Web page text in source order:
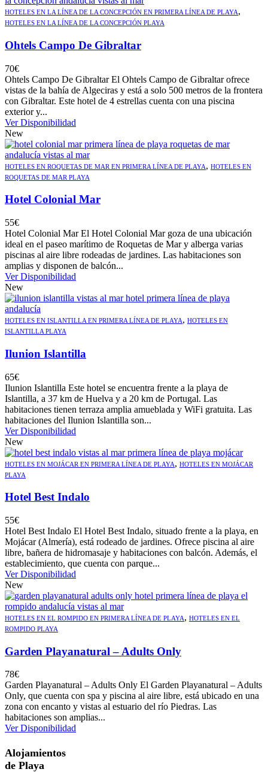
HOTELES EN LA LÍNEA DE LA CONCEPCIÓN EN PRIMERA LÍNEA DE PLAYA,
HOTELES EN LA LÍNEA DE LA CONCEPCIÓN PLAYA
Ohtels Campo De Gibraltar
70€
Ohtels Campo De Gibraltar El Ohtels Campo de Gibraltar ofrece
vistas de la bahía de Algeciras y está a solo 500 metros de la frontera
con Gibraltar. Este hotel de 4 estrellas cuenta con una piscina
exterior y...
Ver Disponibilidad
New
HOTELES EN ROQUETAS DE MAR EN PRIMERA LÍNEA DE PLAYA, HOTELES EN
ROQUETAS DE MAR PLAYA
Hotel Colonial Mar
55€
Hotel Colonial Mar El Hotel Colonial Mar goza de una ubicación
ideal en el paseo marítimo de Roquetas de Mar y alberga varias
piscinas al aire libre rodeadas de jardines. Las habitaciones son
amplias y disponen de balcón...
Ver Disponibilidad
New
HOTELES EN ISLANTILLA EN PRIMERA LÍNEA DE PLAYA, HOTELES EN
ISLANTILLA PLAYA
Ilunion Islantilla
65€
Ilunion Islantilla Este hotel se encuentra frente a la playa de
Islantilla, a 37 km de Huelva y a 20 km de Portugal. Las
habitaciones tienen terraza amplia amueblada y WiFi gratuita. Las
habitaciones del Ilunion Islantilla son...
Ver Disponibilidad
New
HOTELES EN MOJÁCAR EN PRIMERA LÍNEA DE PLAYA, HOTELES EN MOJÁCAR
PLAYA
Hotel Best Indalo
55€
Hotel Best Indalo El Hotel Best Indalo, situado frente a la playa, en
Mojácar (Almería), está rodeado de jardines. Ofrece piscina al aire
libre, bañera de hidromasaje y habitaciones con balcón. Además, el
establecimiento, que cuenta con parque...
Ver Disponibilidad
New
HOTELES EN EL ROMPIDO EN PRIMERA LÍNEA DE PLAYA, HOTELES EN EL
ROMPIDO PLAYA
Garden Playanatural – Adults Only
78€
Garden Playanatural – Adults Only El Garden Playanatural – Adults
Only, que cuenta con spa y piscina al aire libre, está ubicado en una
zona con encanto y vistas al estuario del río Piedras. Las
habitaciones son amplias...
Ver Disponibilidad
Alojamientos
de Playa